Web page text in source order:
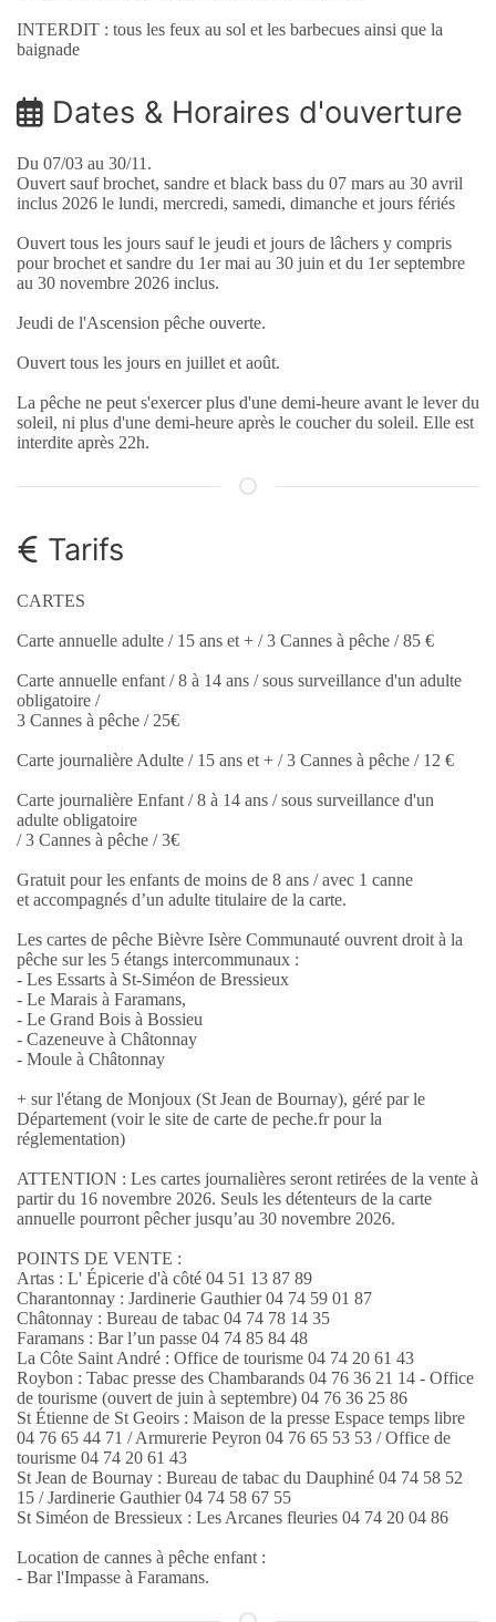
INTERDIT : tous les feux au sol et les barbecues ainsi que la
baignade
Dates & Horaires d'ouverture
Du 07/03 au 30/11.
Ouvert sauf brochet, sandre et black bass du 07 mars au 30 avril
inclus 2026 le lundi, mercredi, samedi, dimanche et jours fériés
Ouvert tous les jours sauf le jeudi et jours de lâchers y compris
pour brochet et sandre du 1er mai au 30 juin et du 1er septembre
au 30 novembre 2026 inclus.
Jeudi de l'Ascension pêche ouverte.
Ouvert tous les jours en juillet et août.
La pêche ne peut s'exercer plus d'une demi-heure avant le lever du
soleil, ni plus d'une demi-heure après le coucher du soleil. Elle est
interdite après 22h.
Tarifs
CARTES
Carte annuelle adulte / 15 ans et + / 3 Cannes à pêche / 85 €
Carte annuelle enfant / 8 à 14 ans / sous surveillance d'un adulte
obligatoire /
3 Cannes à pêche / 25€
Carte journalière Adulte / 15 ans et + / 3 Cannes à pêche / 12 €
Carte journalière Enfant / 8 à 14 ans / sous surveillance d'un
adulte obligatoire
/ 3 Cannes à pêche / 3€
Gratuit pour les enfants de moins de 8 ans / avec 1 canne
et accompagnés d’un adulte titulaire de la carte.
Les cartes de pêche Bièvre Isère Communauté ouvrent droit à la
pêche sur les 5 étangs intercommunaux :
- Les Essarts à St-Siméon de Bressieux
- Le Marais à Faramans,
- Le Grand Bois à Bossieu
- Cazeneuve à Châtonnay
- Moule à Châtonnay
+ sur l'étang de Monjoux (St Jean de Bournay), géré par le
Département (voir le site de carte de peche.fr pour la
réglementation)
ATTENTION : Les cartes journalières seront retirées de la vente à
partir du 16 novembre 2026. Seuls les détenteurs de la carte
annuelle pourront pêcher jusqu’au 30 novembre 2026.
POINTS DE VENTE :
Artas : L' Épicerie d'à côté 04 51 13 87 89
Charantonnay : Jardinerie Gauthier 04 74 59 01 87
Châtonnay : Bureau de tabac 04 74 78 14 35
Faramans : Bar l’un passe 04 74 85 84 48
La Côte Saint André : Office de tourisme 04 74 20 61 43
Roybon : Tabac presse des Chambarands 04 76 36 21 14 - Office
de tourisme (ouvert de juin à septembre) 04 76 36 25 86
St Étienne de St Geoirs : Maison de la presse Espace temps libre
04 76 65 44 71 / Armurerie Peyron 04 76 65 53 53 / Office de
tourisme 04 74 20 61 43
St Jean de Bournay : Bureau de tabac du Dauphiné 04 74 58 52
15 / Jardinerie Gauthier 04 74 58 67 55
St Siméon de Bressieux : Les Arcanes fleuries 04 74 20 04 86
Location de cannes à pêche enfant :
- Bar l'Impasse à Faramans.